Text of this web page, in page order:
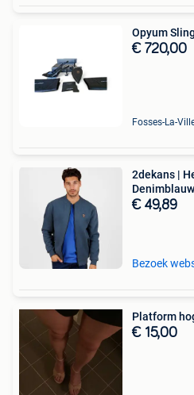
Opyum
€ 720,00
Fosses-La-
2dekans |
€ 49,89
Bezoek
Platform
€ 15,00